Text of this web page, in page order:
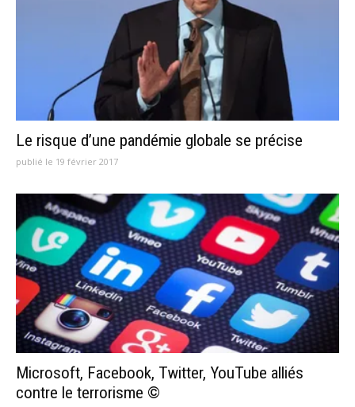
Le risque d’une pandémie globale se précise
publié le 19 février 2017
Microsoft, Facebook, Twitter, YouTube alliés
contre le terrorisme ©